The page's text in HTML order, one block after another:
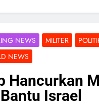
NEWS MILITER
NEWS
Hancurkan
Israel